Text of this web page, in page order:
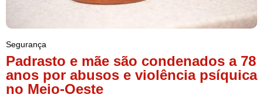
Segurança
Padrasto e mãe são condenados a 78
anos por abusos e violência psíquica
no Meio-Oeste